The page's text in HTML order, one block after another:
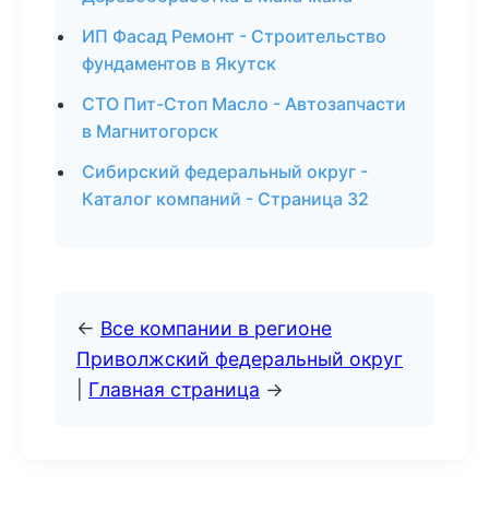
ИП Фасад Ремонт - Строительство
фундаментов в Якутск
СТО Пит-Стоп Масло - Автозапчасти
в Магнитогорск
Сибирский федеральный округ -
Каталог компаний - Страница 32
← Все компании в регионе
Приволжский федеральный округ
Главная страница →